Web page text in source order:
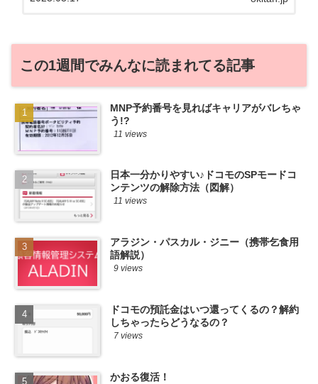
この1週間でみんなに読まれてる記事
MNP予約番号を見ればキャリアがバレちゃ
う!?
11 views
日本一分かりやすい♪ドコモのSPモードコ
ンテンツの解除方法（図解）
11 views
アラジン・パスカル・ジニー（携帯乞食用
語解説）
9 views
ドコモの預託金はいつ還ってくるの？解約
しちゃったらどうなるの？
7 views
かおる復活！